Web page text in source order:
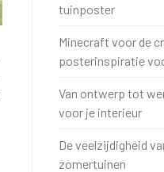
tuinposter
Minecraft voor de
posterinspiratie
Van ontwerp tot
voor je interieur
De veelzijdigheid
zomertuinen